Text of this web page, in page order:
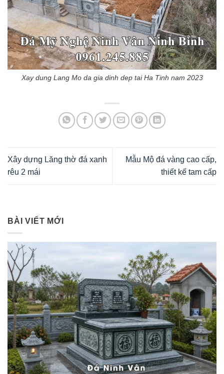
Xay dung Lang Mo da gia dinh dep tai Ha Tinh nam 2023
Xây dựng Lăng thờ đá xanh
rêu 2 mái
Mẫu Mộ đá vàng cao cấp,
thiết kế tam cấp
BÀI VIẾT MỚI